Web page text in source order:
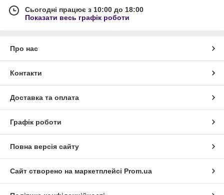
Сьогодні працює з 10:00 до 18:00
Показати весь графік роботи
Про нас
Контакти
Доставка та оплата
Графік роботи
Повна версія сайту
Сайт створено на маркетплейсі Prom.ua